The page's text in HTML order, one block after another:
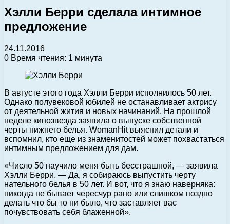
Хэлли Берри сделала интимное
предложение
24.11.2016
0 Время чтения: 1 минута
В августе этого года Хэлли Берри исполнилось 50 лет.
Однако полувековой юбилей не останавливает актрису
от деятельной жития и новых начинаний. На прошлой
неделе кинозвезда заявила о выпуске собственной
черты нижнего белья. WomanHit выяснил детали и
вспомнил, кто еще из знаменитостей может похвастаться
интимным предложением для дам.
«Число 50 научило меня быть бесстрашной, — заявила
Хэлли Берри. — Да, я собираюсь выпустить черту
нательного белья в 50 лет. И вот, что я знаю наверняка:
никогда не бывает чересчур рано или слишком поздно
делать что бы то ни было, что заставляет вас
почувствовать себя блаженной».